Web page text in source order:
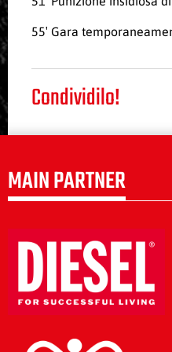
55′ Gara
Condividilo!
MAIN PARTNER